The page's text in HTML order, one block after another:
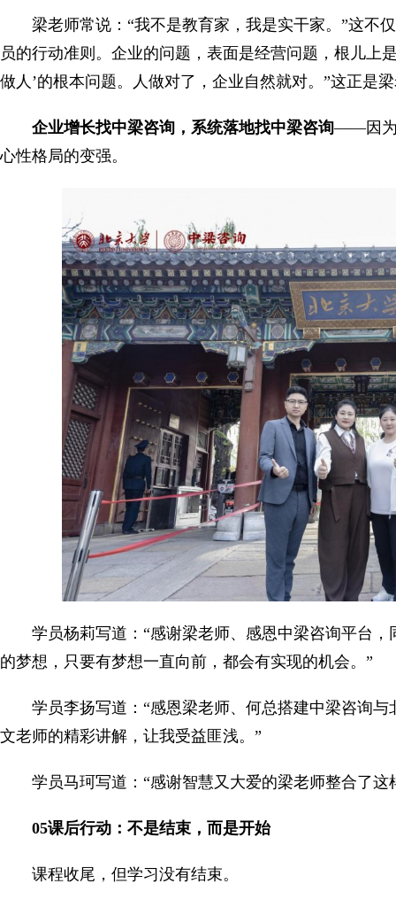
梁老师常说：“我不是教育家，我是实干家。”这不
员的行动准则。企业的问题，表面是经营问题，根儿上
做人’的根本问题。人做对了，企业自然就对。”这正是
企业增长找中梁咨询，系统落地找中梁咨询——因为
心性格局的变强。
学员杨莉写道：“感谢梁老师、感恩中梁咨询平台
的梦想，只要有梦想一直向前，都会有实现的机会。”
学员李扬写道：“感恩梁老师、何总搭建中梁咨询
文老师的精彩讲解，让我受益匪浅。”
学员马珂写道：“感谢智慧又大爱的梁老师整合了这
05课后行动：不是结束，而是开始
课程收尾，但学习没有结束。